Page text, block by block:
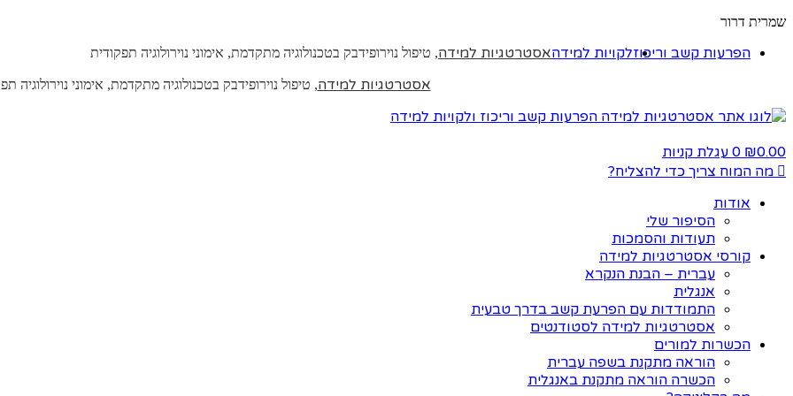
שמרית דרור
הפרעות קשב וריכוזלקויות למידהאסטרטגיות למידה, טיפול נוירופידבק בטכנולוגיה מתקדמת, אימוני נוירולוגיה תפקודית
אסטרטגיות למידה, טיפול נוירופידבק בטכנולוגיה מתקדמת, אימוני נוירולוגיה
₪0.00
0 עגלת קניות
מה המוח צריך כדי להצליח?
אודות
הסיפור שלי
תעודות והסמכות
קורסי אסטרטגיות למידה
עברית – הבנת הנקרא
אנגלית
התמודדות עם הפרעת קשב בדרך טבעית
אסטרטגיות למידה לסטודנטים
הכשרות למורים
הוראה מתקנת בשפה עברית
הכשרה הוראה מתקנת באנגלית